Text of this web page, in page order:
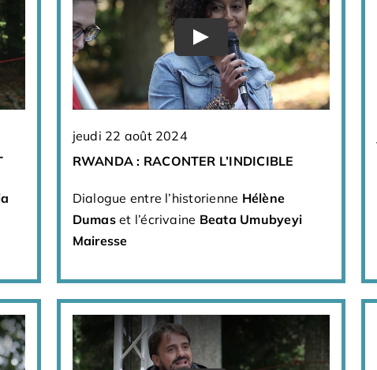
jeudi 22 août 2024
RWANDA : RACONTER L’INDICIBLE
Dialogue entre l’historienne Hélène
Dumaset l’écrivaine Beata Umubyeyi
Mairesse